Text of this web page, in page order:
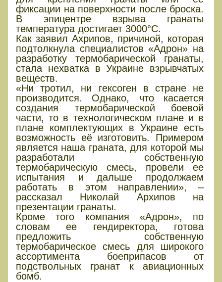
фиксации на поверхности после броска.
В эпицентре взрыва гранаты
температура достигает 3000°C.
Как заявил Ахрипов, причиной, которая
подтолкнула специалистов «Адрон» на
разработку термобарической гранаты,
стала нехватка в Украине взрывчатых
веществ.
«Ни тротил, ни гексоген в стране не
производится. Однако, что касается
создания термобарической боевой
части, то в технологическом плане и в
плане комплектующих в Украине есть
возможность её изготовить. Примером
является наша граната, для которой мы
разработали собственную
термобарическую смесь, провели ее
испытания и дальше продолжаем
работать в этом направлении», –
рассказал Николай Архипов на
презентации гранаты.
Кроме того компания «Адрон», по
словам ее гендиректора, готова
предложить собственную
термобарическое смесь для широкого
ассортимента боеприпасов от
подствольных гранат к авиационных
бомб.